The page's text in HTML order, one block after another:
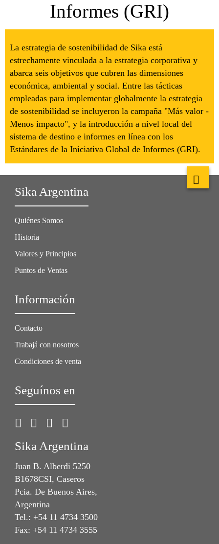
Informes (GRI)
La estrategia de sostenibilidad de Sika está
estrechamente vinculada a la estrategia corporativa y
abarca seis objetivos que cubren las dimensiones
económica, ambiental y social. Entre las tácticas
empleadas para implementar globalmente la estrategia
de sostenibilidad se incluyeron la campaña "Más valor -
Menos impacto", y la introducción a nivel local del
sistema de destino e informes en línea con los
Estándares de la Iniciativa Global de Informes (GRI).
Sika Argentina
Quiénes Somos
Historia
Valores y Principios
Puntos de Ventas
Información
Contacto
Trabajá con nosotros
Condiciones de venta
Seguínos en
Sika Argentina
Juan B. Alberdi 5250
B1678CSI, Caseros
Pcia. De Buenos Aires,
Argentina
Tel.: +54 11 4734 3500
Fax: +54 11 4734 3555